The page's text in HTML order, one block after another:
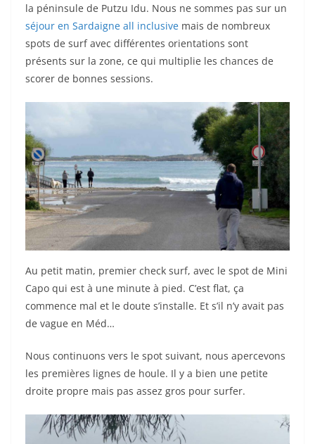
la péninsule de Putzu Idu. Nous ne sommes pas sur un
séjour en Sardaigne all inclusive mais de nombreux
spots de surf avec différentes orientations sont
présents sur la zone, ce qui multiplie les chances de
scorer de bonnes sessions.
Au petit matin, premier check surf, avec le spot de Mini
Capo qui est à une minute à pied. C’est flat, ça
commence mal et le doute s’installe. Et s’il n’y avait pas
de vague en Méd…
Nous continuons vers le spot suivant, nous apercevons
les premières lignes de houle. Il y a bien une petite
droite propre mais pas assez gros pour surfer.